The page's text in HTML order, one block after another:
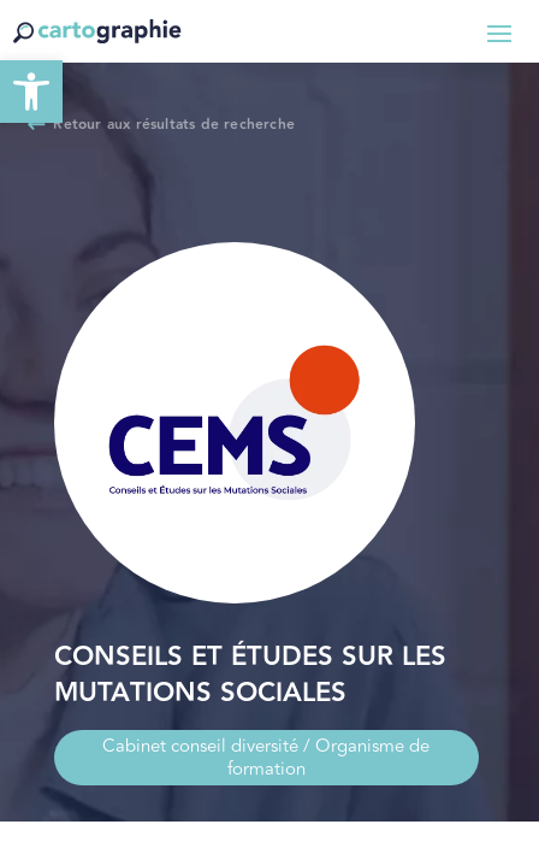
Ouvrir la barre d’outils
Retour aux résultats de recherche
CONSEILS ET ÉTUDES SUR LES
MUTATIONS SOCIALES
Cabinet conseil diversité / Organisme de
formation